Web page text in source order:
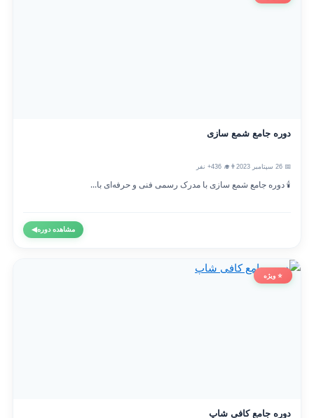
دوره جامع شمع سازی
👨‍🎓 436+ نفر
🕯️ دوره جامع شمع سازی با مدرک رسمی فنی و حرفه‌ای با...
مشاهده دوره◀
⭐ ویژه
دوره جامع کافی شاپ